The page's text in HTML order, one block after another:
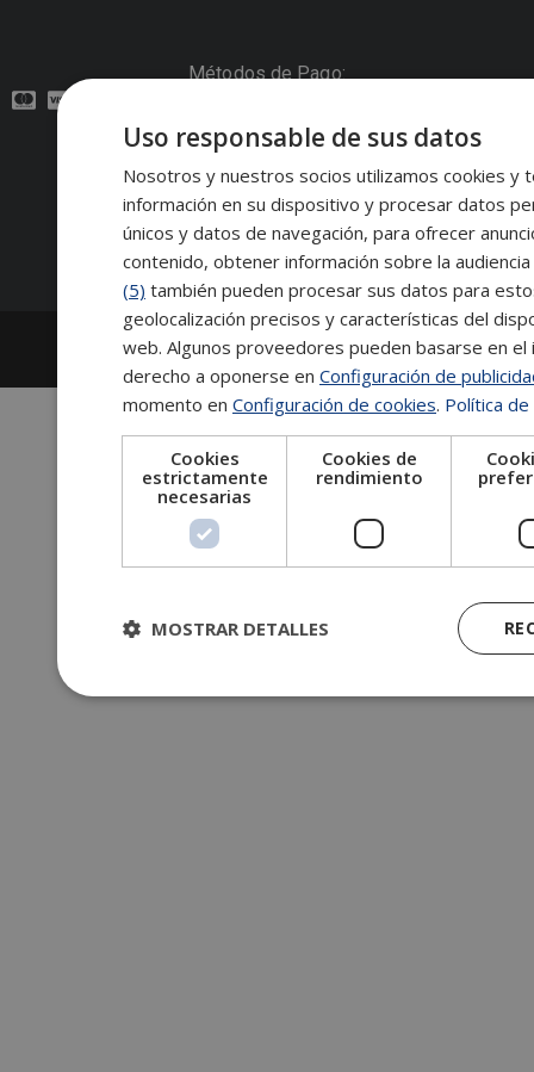
Métodos de Pago:
Contacto:
Síguenos:
2026
Escuela de Posgrado de Salamanca
Información legal
Tablón de anuncios
Uso responsable de sus datos
Nosotros y nuestros socios utilizamos cookies y
información en su dispositivo y procesar datos
únicos y datos de navegación, para ofrecer
contenido, obtener información sobre la
(5) también pueden procesar sus datos para
geolocalización precisos y características del
web. Algunos proveedores pueden basarse en
derecho a oponerse en Configuración de
momento en Configuración de cookies. Política
Cookies
estrictamente
necesarias
Cookies de
rendimiento
MOSTRAR DETALLES